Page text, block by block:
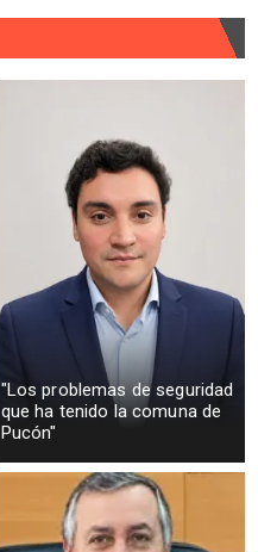
"Los problemas de seguridad
que ha tenido la comuna de
Pucón"